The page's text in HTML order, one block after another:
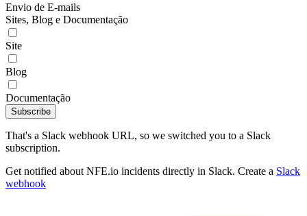
Envio de E-mails
Sites, Blog e Documentação
Site
Blog
Documentação
Subscribe
That's a Slack webhook URL, so we switched you to a Slack
subscription.
Get notified about NFE.io incidents directly in Slack. Create a Slack
webhook